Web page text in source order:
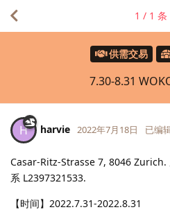
供需交易
7.30-8.31
1 / 1 条
H harvie 2022年7月18日 已编
Casar-Ritz-Strasse 7, 8046 Zurich.
系 L2397321533.
【时间】2022.7.31-2022.8.31